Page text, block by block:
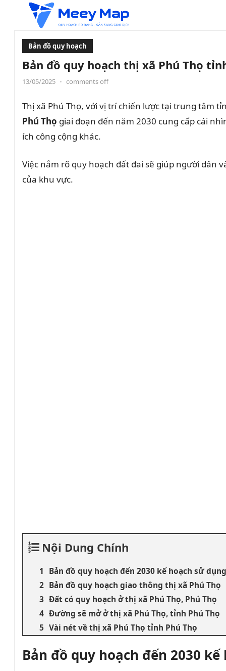
Bản đồ quy hoạch
Bản đồ quy hoạch thị xã Phú Thọ
13/05/2025 • comments off
Thị xã Phú Thọ, với vị trí chiến lược tại trung tâm
Phú Thọ giai đoạn đến năm 2030 cung cấp cái
ích công cộng khác.
Việc nắm rõ quy hoạch đất đai sẽ giúp người dân
của khu vực.
Nội Dung Chính
Bản đồ quy hoạch đến 2030 kế hoạch sử
Bản đồ quy hoạch giao thông thị xã Phú Thọ
Đất có quy hoạch ở thị xã Phú Thọ, Phú Thọ
Đường sẽ mở ở thị xã Phú Thọ, tỉnh Phú Thọ
Vài nét về thị xã Phú Thọ tỉnh Phú Thọ
Bản đồ quy hoạch đến 2030